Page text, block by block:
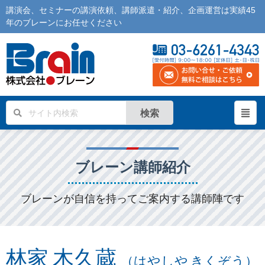
講演会 セミナーの講演依頼 講師派遣 ・紹介、企画運営は実績45
年のブレーンにお任せください
検索
ブレーン講師紹介
ブレーンが自信を持ってご案内する講師陣です
林家 木久蔵 （はやしや きくぞう）